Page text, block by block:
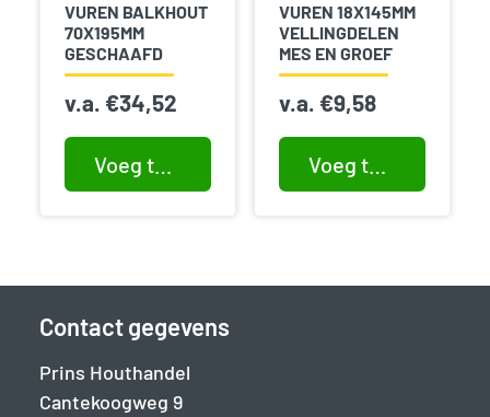
VUREN BALKHOUT
70X195MM
GESCHAAFD
v.a. €34,52
Voeg toe aan winkelwagen
VUREN 18X145MM
VELLINGDELEN
MES EN GROEF
v.a. €9,58
Voeg toe aan winkelwagen
Contact gegevens
Prins Houthandel
Cantekoogweg 9